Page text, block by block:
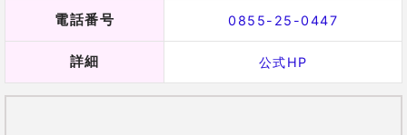
電話番号 0855-25-0447
詳細 公式HP